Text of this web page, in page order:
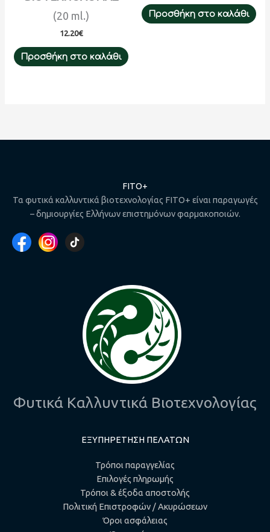
(20 ml.)
12.20€
Προσθήκη στο καλάθι
Προσθήκη στο καλάθι
FITO+
Τα φυτικά καλλυντικά βιοτεχνολογίας FITO+ είναι παραγωγές
– δημιουργίες Ελλήνων επιστημόνων φαρμακοποιών.
Φυτικά Καλλυντικά Βιοτεχνολογίας
ΕΞΥΠΗΡΕΤΗΣΗ ΠΕΛΑΤΩΝ
Τρόποι παραγγελίας
Επιλογές πληρωμής
Τρόποι & έξοδα αποστολής
Πολιτική Επιστροφών / Ακυρώσεων
Όροι ασφάλειας